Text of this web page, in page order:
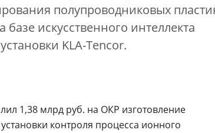
полупроводниковых
искусственного интеллекта
KLA-Tencor.
1,38 млрд руб. на ОКР изготовление
контроля процесса ионного
ОБЗОР